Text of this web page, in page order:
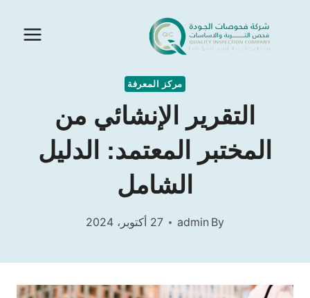
content
مركز المعرفة
التقرير الإنشائي من
المختبر المعتمد: الدليل
الشامل
By
admin 27 أكتوبر، 2024